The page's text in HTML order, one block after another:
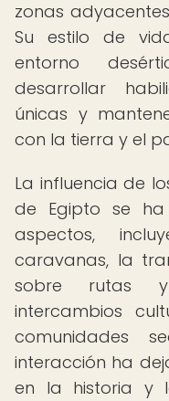
zonas
Su estilo de
entorno
desarrollar
únicas y
con la tierra y el
La influencia de
de Egipto se ha
aspectos,
caravanas, la
sobre rutas
intercambios
comunidades
interacción ha
en la historia y